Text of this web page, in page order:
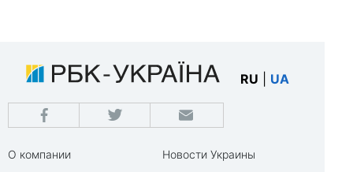
RU UA
О компании
Новости Украины